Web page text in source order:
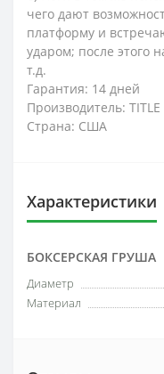
чего дают
платформу и
ударом; после этого
т.д.
Гарантия: 14 дней
Производитель: TITLE
Страна: США
Характеристики
БОКСЕРСКАЯ ГРУША
Диаметр
Материал